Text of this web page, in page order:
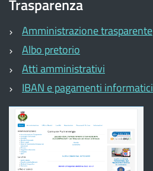
Trasparenza
Amministrazione trasparente
Albo pretorio
Atti amministrativi
IBAN e pagamenti informatici